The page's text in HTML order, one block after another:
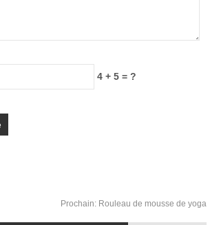
4 + 5 = ?
Prochain: Rouleau de mousse de yoga